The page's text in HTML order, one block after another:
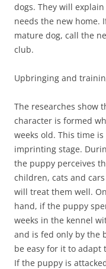
dogs. They will
needs the new home.
mature dog, call the
club.
Upbringing and
The researches show
character is formed
weeks old. This time
imprinting stage.
the puppy perceives
children, cats and
will treat them well.
hand, if the puppy
weeks in the kennel
and is fed only by the
be easy for it to adapt
If the puppy is